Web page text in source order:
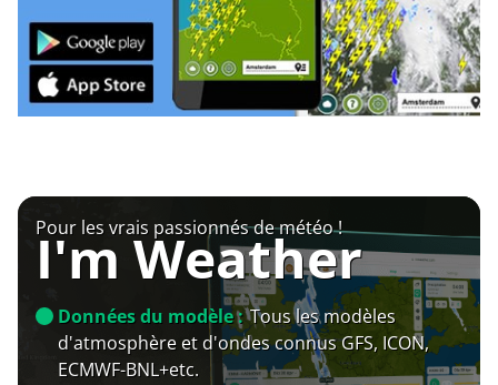
Pour les vrais passionnés de météo !
I'm Weather
Données du modèle : Tous les modèles
d'atmosphère et d'ondes connus GFS, ICON,
ECMWF-BNL+etc.